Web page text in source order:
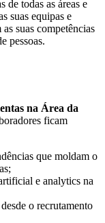
de todas as áreas e
suas equipas e
suas competências
pessoas.
na Área da
ficam
que moldam o
e analytics na
o recrutamento